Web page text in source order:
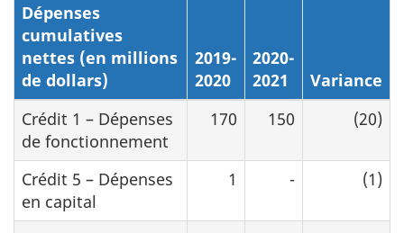
Dépenses
cumulatives
nettes (en millions
de dollars)
2019-
2020
2020-
2021
Variance
Crédit 1 – Dépenses
de fonctionnement
170 150 (20)
Crédit 5 – Dépenses
en capital
1 - (1)